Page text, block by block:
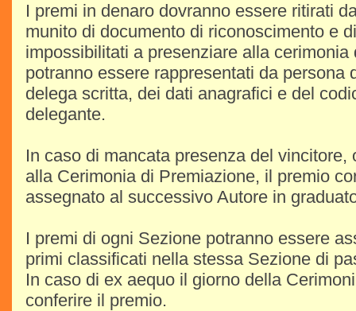
I premi in denaro dovranno essere ritirati
munito di documento di riconoscimento e
impossibilitati a presenziare alla cerimonia
potranno essere rappresentati da persona
delega scritta, dei dati anagrafici e del
delegante.
In caso di mancata presenza del vincitore,
alla Cerimonia di Premiazione, il premio
assegnato al successivo Autore in
I premi di ogni Sezione potranno essere
primi classificati nella stessa Sezione di
In caso di ex aequo il giorno della
conferire il premio.